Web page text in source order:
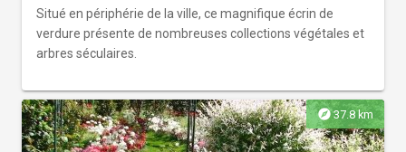
d'Oléon où se trouvent des platanes centenaires et une
statue de Saint Joseph visible depuis le parc.
Situé en périphérie de la ville, ce magnifique écrin de
verdure présente de nombreuses collections végétales et
arbres séculaires.
explore37.8 km